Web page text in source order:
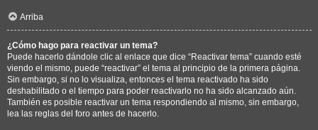
Arriba
¿Cómo hago para reactivar un tema?
Puede hacerlo dándole clic al enlace que dice “Reactivar tema” cuando esté
viendo el mismo, puede “reactivar” el tema al principio de la primera página.
Sin embargo, si no lo visualiza, entonces el tema reactivado ha sido
deshabilitado o el tiempo para poder reactivarlo no ha sido alcanzado aún.
También es posible reactivar un tema respondiendo al mismo, sin embargo,
lea las reglas del foro antes de hacerlo.